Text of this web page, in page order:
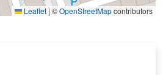
Leaflet | ©OpenStreetMapcontributors